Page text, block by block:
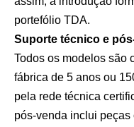
portefólio TDA.
Suporte técnico e
Todos os modelos são
fábrica de 5 anos ou
pela rede técnica
pós-venda inclui